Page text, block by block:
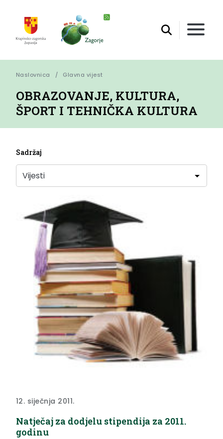
Naslovnica Glavna vijest
OBRAZOVANJE, KULTURA,
ŠPORT I TEHNIČKA KULTURA
Sadržaj
12. siječnja 2011.
Natječaj za dodjelu stipendija za 2011.
godinu